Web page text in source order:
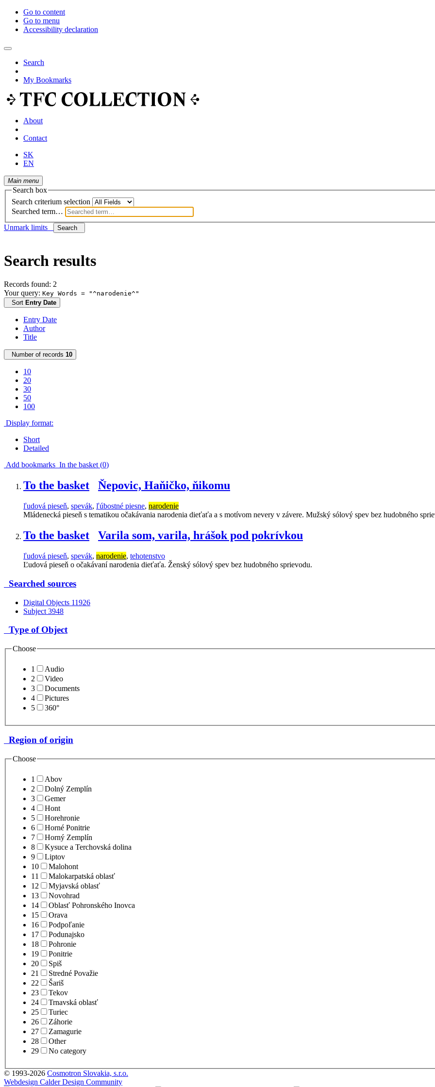
Go to content
Go to menu
Accessibility declaration
Search
My Bookmarks
About
Contact
SK
EN
Main menu
Search box
Search criterium selection
Searched term…
Unmark limits
Search
Search results
Records found: 2
Your query: Key Words = "^narodenie^"
Sort Entry Date
Entry Date
Author
Title
Number of records 10
10
20
30
50
100
Display format:
Short
Detailed
Add bookmarks In the basket (0)
To the basket Ňepovic, Haňičko, ňikomu
ľudová pieseň, spevák, ľúbostné piesne, narodenie
Mládenecká pieseň s tematikou očakávania narodenia dieťaťa a s motívom nevery v závere. Mužský sólový spev bez hudobného
To the basket Varila som, varila, hrášok pod pokrívkou
ľudová pieseň, spevák, narodenie, tehotenstvo
Ľudová pieseň o očakávaní narodenia dieťaťa. Ženský sólový spev bez hudobného sprievodu.
Searched sources
Digital Objects 11926
Subject 3948
Type of Object
Choose
1
Audio
2
Video
3
Documents
4
Pictures
5
360°
Region of origin
Choose
1
Abov
2
Dolný Zemplín
3
Gemer
4
Hont
5
Horehronie
6
Horné Ponitrie
7
Horný Zemplín
8
Kysuce a Terchovská dolina
9
Liptov
10
Malohont
11
Malokarpatská oblasť
12
Myjavská oblasť
13
Novohrad
14
Oblasť Pohronského Inovca
15
Orava
16
Podpoľanie
17
Podunajsko
18
Pohronie
19
Ponitrie
20
Spiš
21
Stredné Považie
22
Šariš
23
Tekov
24
Trnavská oblasť
25
Turiec
26
Záhorie
27
Zamagurie
28
Other
29
No category
© 1993-2026 Cosmotron Slovakia, s.r.o.
Webdesign Calder Design Community